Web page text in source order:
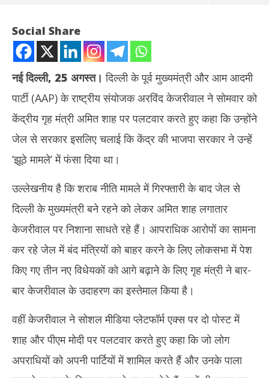
केजरीवाल का अमित शाह पर पलटवार, बोले – ‘मैंने इसलिए जेल से दिल्ली सरकार
चलाई…’
August
25,
2025
Social Share
नई दिल्ली, 25 अगस्त। दिल्ली के पूर्व मुख्यमंत्री और आम आदमी
पार्टी (AAP) के राष्ट्रीय संयोजक अरविंद केजरीवाल ने सोमवार को
केंद्रीय गृह मंत्री अमित शाह पर पलटवार करते हुए कहा कि उन्होंने
जेल से सरकार इसलिए चलाई कि केंद्र की भाजपा सरकार ने उन्हें
‘झूठे मामले’ में फंसा दिया था।
उल्लेखनीय है कि शराब नीति मामले में गिरफ्तारी के बाद जेल से
दिल्ली के मुख्यमंत्री बने रहने को लेकर अमित शाह लगातार
केजरीवाल पर निशाना साधते रहे हैं। आपराधिक आरोपों का सामना
कर रहे जेल में बंद मंत्रियों को बाहर करने के लिए लोकसभा में पेश
किए गए तीन नए विधेयकों को आगे बढ़ाने के लिए गृह मंत्री ने बार-
बार केजरीवाल के उदाहरण का इस्तेमाल किया है।
वहीं केजरीवाल ने सोशल मीडिया प्लेटफॉर्म एक्स पर दो पोस्ट में
शाह और पीएम मोदी पर पलटवार करते हुए कहा कि जो लोग
अपराधियों को अपनी पार्टियों में शामिल करते हैं और उनके पाला